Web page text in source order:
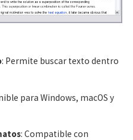
: Permite buscar texto dentro
para Windows, macOS y
: Compatible con